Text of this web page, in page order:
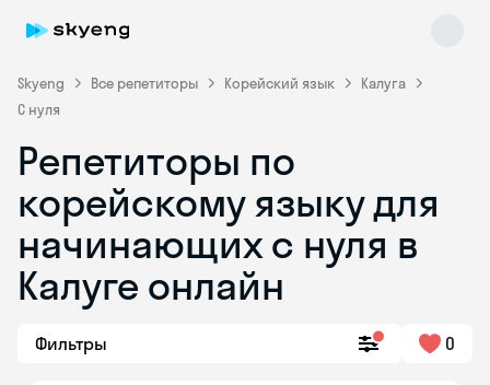
Skyeng Все репетиторы Корейский язык
Калуга
С нуля
Репетиторы по
корейскому языку для
начинающих с нуля в
Калуге онлайн
Фильтры 0
Skyeng Chat
online